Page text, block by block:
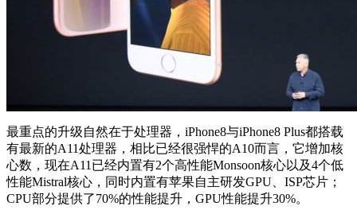
最重点的升级自然在于处理器，iPhone8与iPhone8 Plus都搭载
有最新的A11处理器，相比已经很强悍的A10而言，它增加核
心数，现在A11已经内置有2个高性能Monsoon核心以及4个低
性能Mistral核心，同时内置有苹果自主研发GPU、ISP芯片；
CPU部分提供了70%的性能提升，GPU性能提升30%。